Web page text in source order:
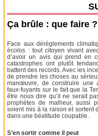
Ça brûle : que faire ?
Face aux dérèglements
écolos : tout citoyen vivant
d’avoir un avis qui prend en
catastrophes ont plutôt
battent des records. Avec les
de prendre les choses au
manœuvre, de construire une
faux-fuyants sur le fait que la
être nous dire qu’il ne serait
prophètes de malheur, aussi
soient mis à la raison et sortent
dans une béatitude coupable.
S’en sortir comme il peut